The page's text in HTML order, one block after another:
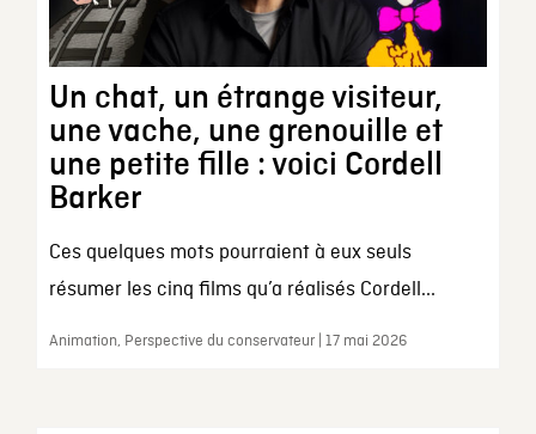
Un chat, un étrange visiteur,
une vache, une grenouille et
une petite fille : voici Cordell
Barker
Ces quelques mots pourraient à eux seuls
résumer les cinq films qu’a réalisés Cordell...
Animation, Perspective du conservateur | 17 mai 2026